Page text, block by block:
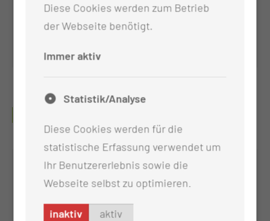
Stephan Schöbel
Diese Cookies werden zum Betrieb
der Webseite benötigt.
Immer aktiv
Statistik/Analyse
Diese Cookies werden für die
statistische Erfassung verwendet um
Ihr Benutzererlebnis sowie die
Webseite selbst zu optimieren.
inaktiv aktiv